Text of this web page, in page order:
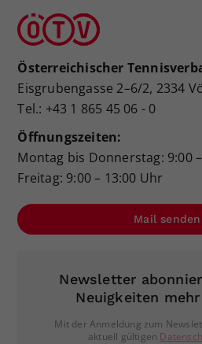
Österreichischer
Eisgrubengasse 2–6/2, 2334
Tel.: +43 1 865 45 06 - 0
Öffnungszeiten:
Montag bis Donnerstag: 9:00
Freitag: 9:00 – 13:00 Uhr
Mail senden
Newsletter
Neuigkeiten
Mit der Anmeldung zum
aktuell gültigen